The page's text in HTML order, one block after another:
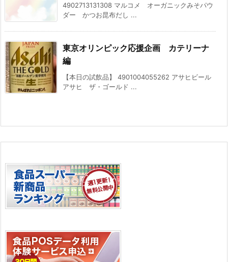
4902713131308 マルコメ オーガニックみそパウ
ダー かつお昆布だし ...
東京オリンピック応援企画 カテリーナ
編
【本日の試飲品】 4901004055262 アサヒビール
アサヒ ザ・ゴールド ...